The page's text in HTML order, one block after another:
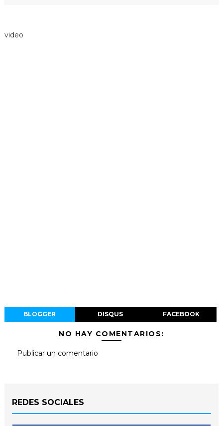
video
BLOGGER DISQUS FACEBOOK
NO HAY COMENTARIOS:
Publicar un comentario
REDES SOCIALES